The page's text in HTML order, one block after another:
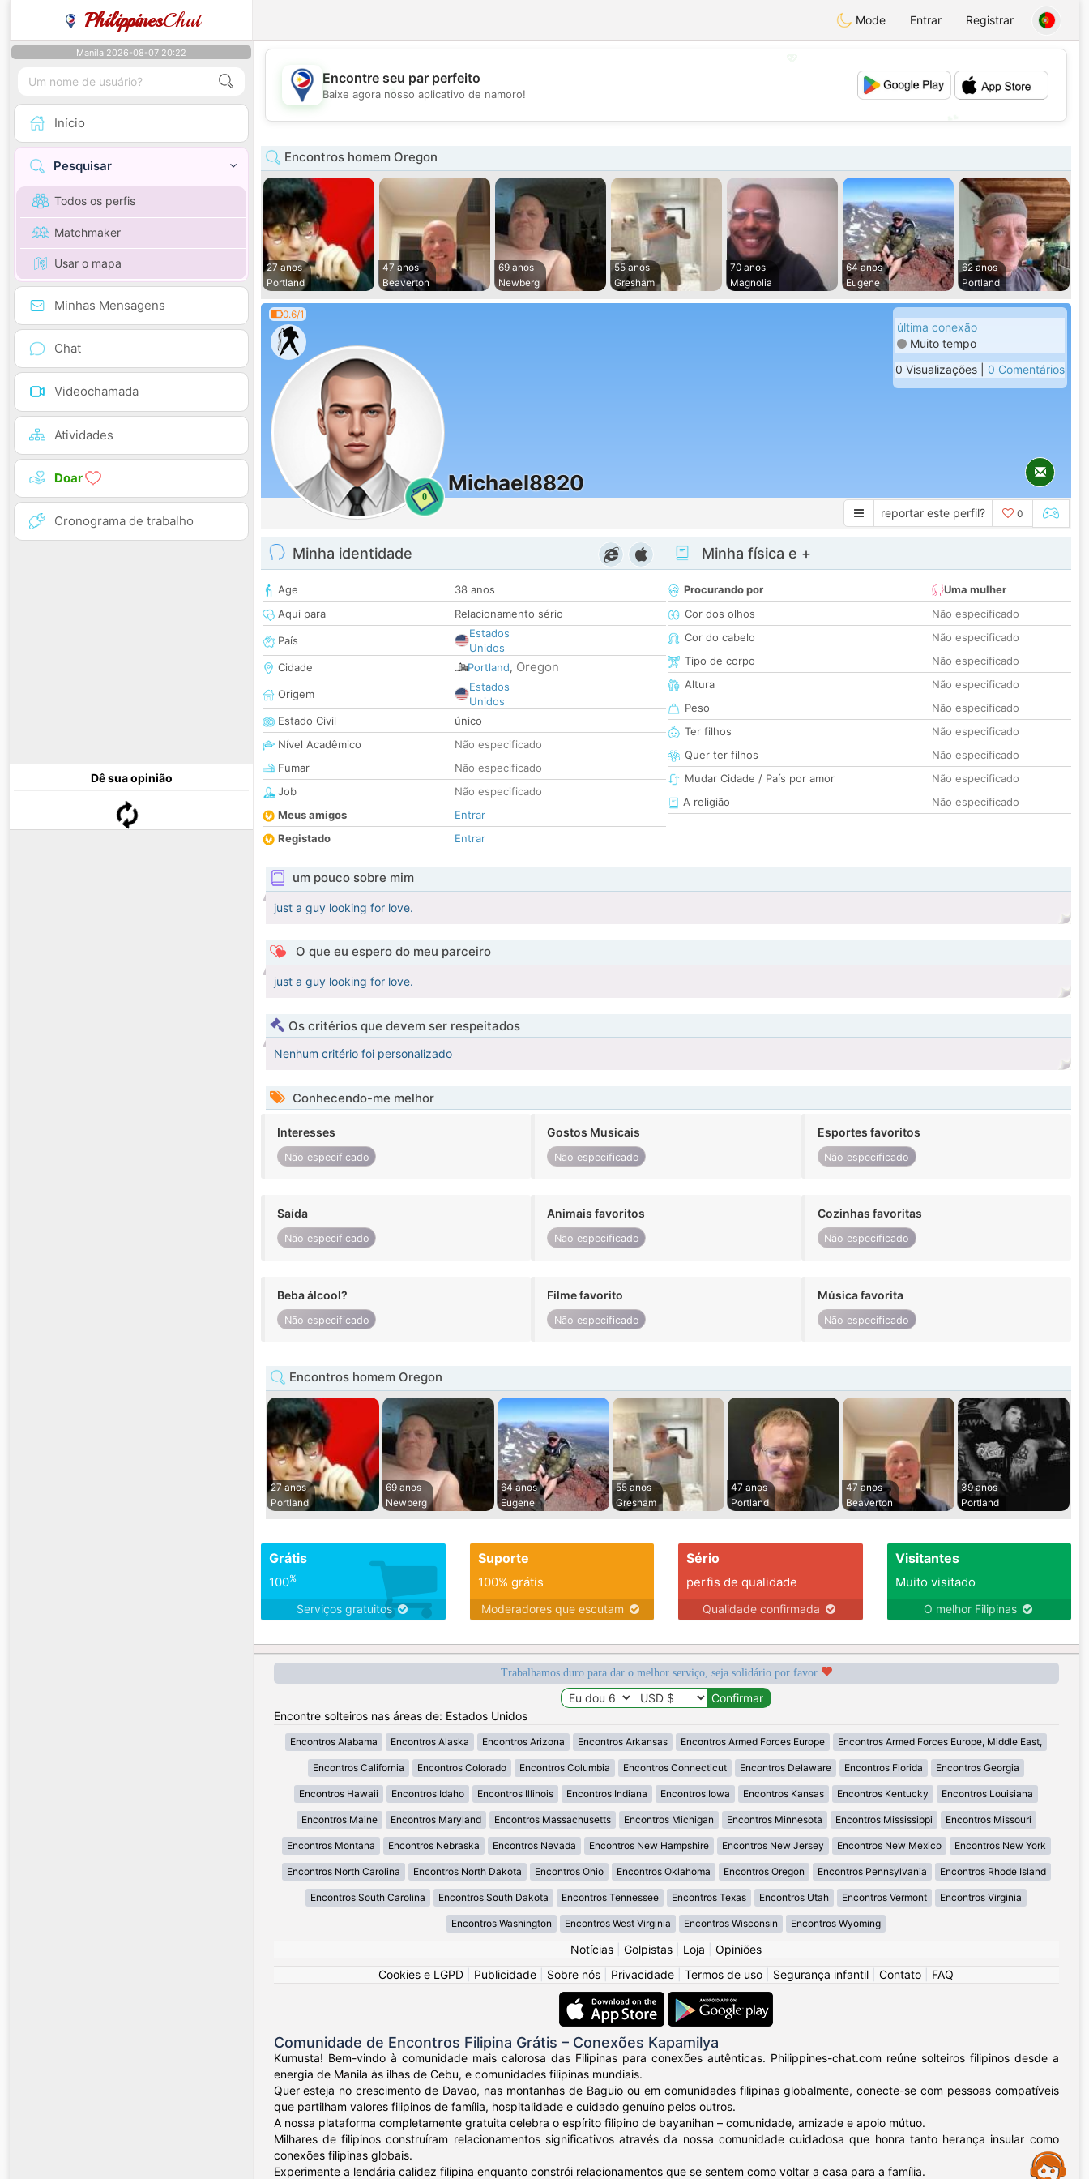
PhilippinesChat Mode Entrar Registrar
Manila 2026-08-07 20:22
Início
Pesquisar
Todos os perfis
Matchmaker
Usar o mapa
Minhas Mensagens
Chat
Videochamada
Atividades
Doar
Cronograma de trabalho
Dê sua opinião
💖
💕
Encontre seu par perfeito
Baixe agora nosso aplicativo de namoro!
Encontros homem Oregon
27 anos
Portland
47 anos
Beaverton
69 anos
Newberg
55 anos
Gresham
70 anos
Magnolia
64 anos
Eugene
62 anos
Portland
0.6/1
0
Michael8820
última conexão
Muito tempo
0 Visualizações | 0 Comentários
reportar este perfil? 0
Minha identidade
Age
38 anos
Aqui para
Relacionamento sério
País
Estados
Unidos
Cidade
Portland, Oregon
Origem
Estados
Unidos
Estado Civil
único
Nível Acadêmico
Não especificado
Fumar
Não especificado
Job
Não especificado
Meus amigos
Entrar
Registado
Entrar
Minha física e +
Procurando por
Uma mulher
Cor dos olhos
Não especificado
Cor do cabelo
Não especificado
Tipo de corpo
Não especificado
Altura
Não especificado
Peso
Não especificado
Ter filhos
Não especificado
Quer ter filhos
Não especificado
Mudar Cidade / País por amor
Não especificado
A religião
Não especificado
um pouco sobre mim
just a guy looking for love.
O que eu espero do meu parceiro
just a guy looking for love.
Os critérios que devem ser respeitados
Nenhum critério foi personalizado
Conhecendo-me melhor
Interesses
Não especificado
Gostos Musicais
Não especificado
Esportes favoritos
Não especificado
Saída
Não especificado
Animais favoritos
Não especificado
Cozinhas favoritas
Não especificado
Beba álcool?
Não especificado
Filme favorito
Não especificado
Música favorita
Não especificado
Encontros homem Oregon
27 anos
Portland
69 anos
Newberg
64 anos
Eugene
55 anos
Gresham
47 anos
Portland
47 anos
Beaverton
39 anos
Portland
Grátis
100%
Serviços gratuitos
Suporte
100% grátis
Moderadores que escutam
Sério
perfis de qualidade
Qualidade confirmada
Visitantes
Muito visitado
O melhor Filipinas
Trabalhamos duro para dar o melhor serviço, seja solidário por favor
Encontre solteiros nas áreas de: Estados Unidos
Encontros Alabama Encontros Alaska Encontros Arizona Encontros Arkansas Encontros Armed Forces Europe Encontros Armed Forces Europe, Middle East,
Encontros California Encontros Colorado Encontros Columbia Encontros Connecticut Encontros Delaware Encontros Florida Encontros Georgia
Encontros Hawaii Encontros Idaho Encontros Illinois Encontros Indiana Encontros Iowa Encontros Kansas Encontros Kentucky Encontros Louisiana
Encontros Maine Encontros Maryland Encontros Massachusetts Encontros Michigan Encontros Minnesota Encontros Mississippi Encontros Missouri
Encontros Montana Encontros Nebraska Encontros Nevada Encontros New Hampshire Encontros New Jersey Encontros New Mexico Encontros New York
Encontros North Carolina Encontros North Dakota Encontros Ohio Encontros Oklahoma Encontros Oregon Encontros Pennsylvania Encontros Rhode Island
Encontros South Carolina Encontros South Dakota Encontros Tennessee Encontros Texas Encontros Utah Encontros Vermont Encontros Virginia
Encontros Washington Encontros West Virginia Encontros Wisconsin Encontros Wyoming
Notícias Golpistas Loja
Opiniões
Cookies e LGPD
Publicidade Sobre nós Privacidade Termos de uso Segurança infantil Contato FAQ
Comunidade de Encontros Filipina Grátis – Conexões Kapamilya
Kumusta! Bem-vindo à comunidade mais calorosa das Filipinas para conexões autênticas. Philippines-chat.com reúne solteiros filipinos desde a
energia de Manila às ilhas de Cebu, e comunidades filipinas mundiais.
Quer esteja no crescimento de Davao, nas montanhas de Baguio ou em comunidades filipinas globalmente, conecte-se com pessoas compatíveis
que partilham valores filipinos de família, hospitalidade e cuidado genuíno pelos outros.
A nossa plataforma completamente gratuita celebra o espírito filipino de bayanihan – comunidade, amizade e apoio mútuo.
Milhares de filipinos construíram relacionamentos significativos através da nossa comunidade cuidadosa que honra tanto herança insular como
conexões filipinas globais.
Experimente a lendária calidez filipina enquanto constrói relacionamentos que se sentem como voltar a casa para a família.